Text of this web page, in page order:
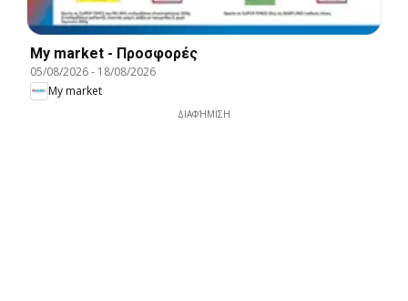
My market - Προσφορές
05/08/2026- 18/08/2026
My market
ΔΙΑΦΉΜΙΣΗ